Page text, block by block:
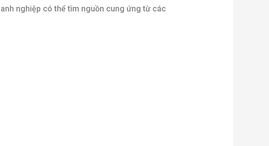
nghiệp có thể tìm nguồn cung ứng từ các